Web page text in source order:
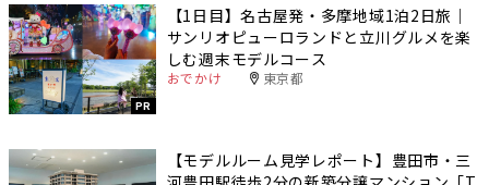
PR
【1日目】名古屋発・多摩地域1泊2日旅｜
サンリオピューロランドと立川グルメを楽
しむ週末モデルコース
おでかけ 東京都
【モデルルーム見学レポート】豊田市・三